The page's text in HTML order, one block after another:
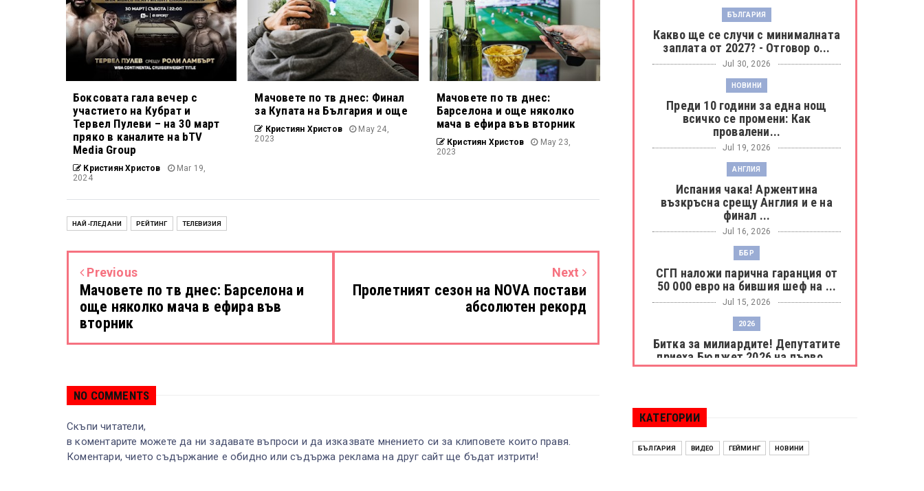
Боксовата гала вечер с
участието на Кубрат и
Тервел Пулеви – на 30 март
пряко в каналите на bTV
Media Group
Кристиян Христов
Mar 19,
2024
Мачовете по тв днес: Финал
за Купата на България и още
Кристиян Христов
May 24,
2023
Мачовете по тв днес:
Барселона и още няколко
мача в ефира във вторник
Кристиян Христов
May 23,
2023
НАЙ-ГЛЕДАНИ РЕЙТИНГ ТЕЛЕВИЗИЯ
Previous
Мачовете по тв днес: Барселона и
още няколко мача в ефира във
вторник
Next
Пролетният сезон на NOVA постави
абсолютен рекорд
NO COMMENTS
Скъпи читатели,
в коментарите можете да ни задавате въпроси и да изказвате мнението си за клиповете които правя.
Коментари, чието съдържание е обидно или съдържа реклама на друг сайт ще бъдат изтрити!
БЪЛГАРИЯ
Какво ще се случи с минималната
заплата от 2027? - Отговор о...
Jul 30, 2026
НОВИНИ
Преди 10 години за една нощ
всичко се промени: Как
провалени...
Jul 19, 2026
АНГЛИЯ
Испания чака! Аржентина
възкръсна срещу Англия и е на
финал ...
Jul 16, 2026
ББР
СГП наложи парична гаранция от
50 000 евро на бившия шеф на ...
Jul 15, 2026
2026
Битка за милиардите! Депутатите
приеха Бюджет 2026 на първо ...
Левски разби Борац с 4:0 и
продължава в Шампионската
лига
Jul 15, 2026
КАТЕГОРИИ
БЪЛГАРИЯ ВИДЕО ГЕЙМИНГ НОВИНИ